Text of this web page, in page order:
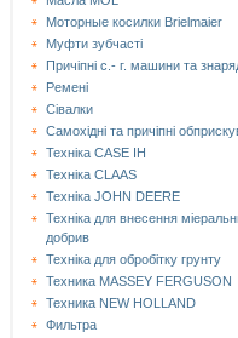
Моторные косилки Brielmaier
Муфти зубчасті
Причіпні с.- г. машини та
Ремені
Сівалки
Самохідні та причіпні
Техніка CASE IH
Техніка CLAAS
Техніка JOHN DEERE
Техніка для внесення
добрив
Техніка для обробітку грунту
Техника MASSEY FERGUSON
Техника NEW HOLLAND
Фильтра